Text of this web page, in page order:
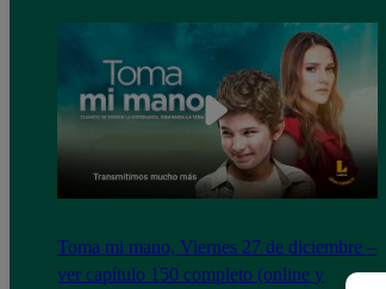
Toma mi mano, Viernes 27 de diciembre –
ver capítulo 150 completo (online y